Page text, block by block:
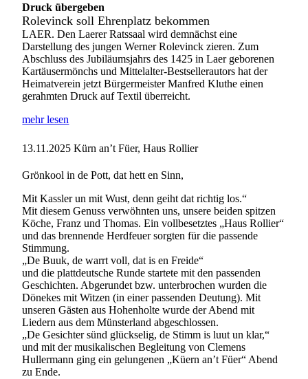
Druck übergeben
Rolevinck soll Ehrenplatz bekommen
LAER. Den Laerer Ratssaal wird demnächst eine
Darstellung des jungen Werner Rolevinck zieren. Zum
Abschluss des Jubiläumsjahrs des 1425 in Laer geborenen
Kartäusermönchs und Mittelalter-Bestsellerautors hat der
Heimatverein jetzt Bürgermeister Manfred Kluthe einen
gerahmten Druck auf Textil überreicht.
mehr lesen
13.11.2025 Kürn an’t Füer, Haus Rollier
Grönkool in de Pott, dat hett en Sinn,
Mit Kassler un mit Wust, denn geiht dat richtig los.“
Mit diesem Genuss verwöhnten uns, unsere beiden spitzen
Köche, Franz und Thomas. Ein vollbesetztes „Haus Rollier“
und das brennende Herdfeuer sorgten für die passende
Stimmung.
„De Buuk, de warrt voll, dat is en Freide“
und die plattdeutsche Runde startete mit den passenden
Geschichten. Abgerundet bzw. unterbrochen wurden die
Dönekes mit Witzen (in einer passenden Deutung). Mit
unseren Gästen aus Hohenholte wurde der Abend mit
Liedern aus dem Münsterland abgeschlossen.
„De Gesichter sünd glückselig, de Stimm is luut un klar,“
und mit der musikalischen Begleitung von Clemens
Hullermann ging ein gelungenen „Küern an’t Füer“ Abend
zu Ende.